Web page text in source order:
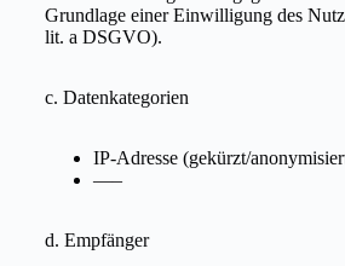
Grundlage einer Einwilligung des
lit. a DSGVO).
c. Datenkategorien
IP-Adresse (gekürzt/
—–
d. Empfänger